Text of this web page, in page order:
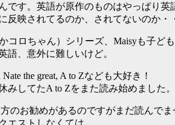
です。英語が原作のものはやっぱり
反映されてるのか、されてないのか・
コロちゃん）シリーズ、Maisyも子ど
、意外に難しいけど。
the great, A to Zなども大好き！
してたA to Zをまた読み始めました。
のお勧めがあるのですがまだ読んでま